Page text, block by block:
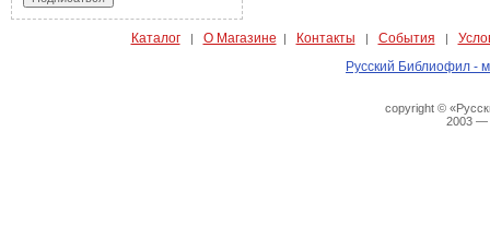
Каталог| О Магазине | Контакты | События |
Русский Библиофил -
copyright ©
2003 —